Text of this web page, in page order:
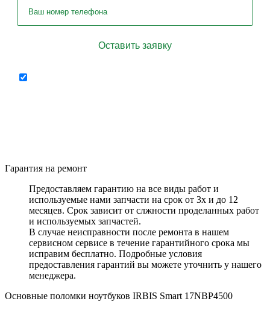
Гарантия на ремонт
Предоставляем гарантию на все виды работ и
используемые нами запчасти на срок от 3х и до 12
месяцев. Срок зависит от слжности проделанных работ
и используемых запчастей.
В случае неисправности после ремонта в нашем
сервисном сервисе в течение гарантийного срока мы
исправим бесплатно. Подробные условия
предоставления гарантий вы можете уточнить у нашего
менеджера.
Основные поломки ноутбуков IRBIS Smart 17NBP4500